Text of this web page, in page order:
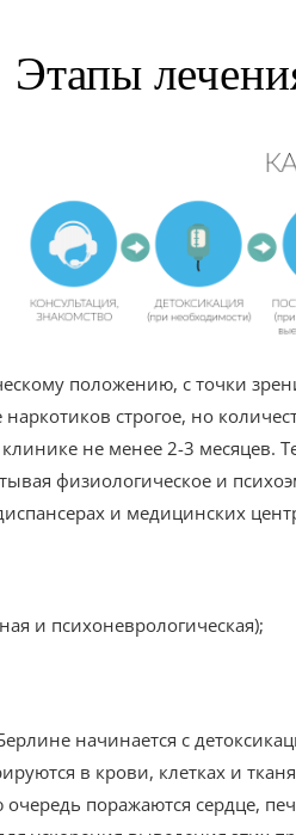
Этапы
положению, с точки
наркотиков строгое, но
не менее 2-3
физиологическое и
и медицинских
и психоневрологическая);
начинается с
в крови, клетках и
поражаются сердце,